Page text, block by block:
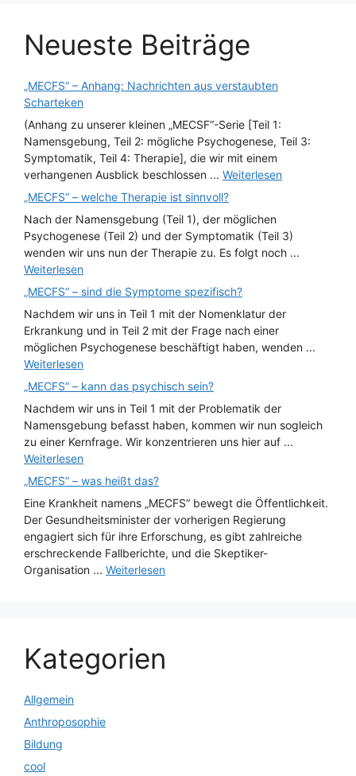
Neueste Beiträge
„MECFS“ – Anhang: Nachrichten aus verstaubten
Scharteken
(Anhang zu unserer kleinen „MECSF“-Serie [Teil 1:
Namensgebung, Teil 2: mögliche Psychogenese, Teil 3:
Symptomatik, Teil 4: Therapie], die wir mit einem
verhangenen Ausblick beschlossen ... Weiterlesen
„MECFS“ – welche Therapie ist sinnvoll?
Nach der Namensgebung (Teil 1), der möglichen
Psychogenese (Teil 2) und der Symptomatik (Teil 3)
wenden wir uns nun der Therapie zu. Es folgt noch ...
Weiterlesen
„MECFS“ – sind die Symptome spezifisch?
Nachdem wir uns in Teil 1 mit der Nomenklatur der
Erkrankung und in Teil 2 mit der Frage nach einer
möglichen Psychogenese beschäftigt haben, wenden ...
Weiterlesen
„MECFS“ – kann das psychisch sein?
Nachdem wir uns in Teil 1 mit der Problematik der
Namensgebung befasst haben, kommen wir nun sogleich
zu einer Kernfrage. Wir konzentrieren uns hier auf ...
Weiterlesen
„MECFS“ – was heißt das?
Eine Krankheit namens „MECFS“ bewegt die Öffentlichkeit.
Der Gesundheitsminister der vorherigen Regierung
engagiert sich für ihre Erforschung, es gibt zahlreiche
erschreckende Fallberichte, und die Skeptiker-
Organisation ... Weiterlesen
Kategorien
Allgemein
Anthroposophie
Bildung
cool